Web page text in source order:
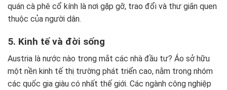
quán cà phê cổ kính là nơi gặp gỡ, trao đổi và thư giãn quen
thuộc của người dân.
5. Kinh tế và đời sống
Austria là nước nào trong mắt các nhà đầu tư? Áo sở hữu
một nền kinh tế thị trường phát triển cao, nằm trong nhóm
các quốc gia giàu có nhất thế giới. Các ngành công nghiệp